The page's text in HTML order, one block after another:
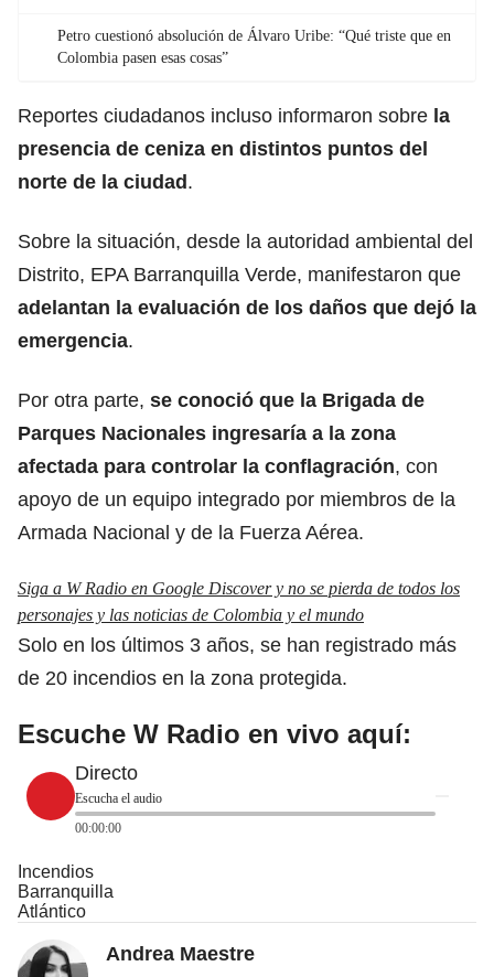
Petro cuestionó absolución de Álvaro Uribe: “Qué triste que en
Colombia pasen esas cosas”
Reportes ciudadanos incluso informaron sobre la
presencia de ceniza en distintos puntos del
norte de la ciudad.
Sobre la situación, desde la autoridad ambiental del
Distrito, EPA Barranquilla Verde, manifestaron que
adelantan la evaluación de los daños que dejó la
emergencia.
Por otra parte, se conoció que la Brigada de
Parques Nacionales ingresaría a la zona
afectada para controlar la conflagración, con
apoyo de un equipo integrado por miembros de la
Armada Nacional y de la Fuerza Aérea.
Siga a W Radio en Google Discover y no se pierda de todos los
personajes y las noticias de Colombia y el mundo
Solo en los últimos 3 años, se han registrado más
de 20 incendios en la zona protegida.
Escuche W Radio en vivo aquí:
Directo
Escucha el audio
00:00:00
Incendios
Barranquilla
Atlántico
Andrea Maestre